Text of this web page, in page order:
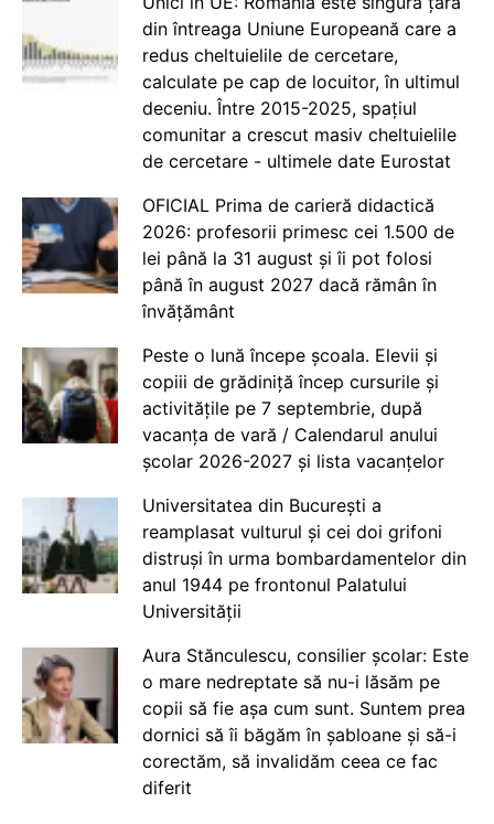
din întreaga Uniune Europeană care a
redus cheltuielile de cercetare,
calculate pe cap de locuitor, în ultimul
deceniu. Între 2015-2025, spațiul
comunitar a crescut masiv cheltuielile
de cercetare - ultimele date Eurostat
OFICIAL Prima de carieră didactică
2026: profesorii primesc cei 1.500 de
lei până la 31 august și îi pot folosi
până în august 2027 dacă rămân în
învățământ
Peste o lună începe școala. Elevii și
copiii de grădiniță încep cursurile și
activitățile pe 7 septembrie, după
vacanța de vară / Calendarul anului
școlar 2026-2027 și lista vacanțelor
Universitatea din București a
reamplasat vulturul și cei doi grifoni
distruși în urma bombardamentelor din
anul 1944 pe frontonul Palatului
Universității
Aura Stănculescu, consilier școlar: Este
o mare nedreptate să nu-i lăsăm pe
copii să fie așa cum sunt. Suntem prea
dornici să îi băgăm în șabloane și să-i
corectăm, să invalidăm ceea ce fac
diferit